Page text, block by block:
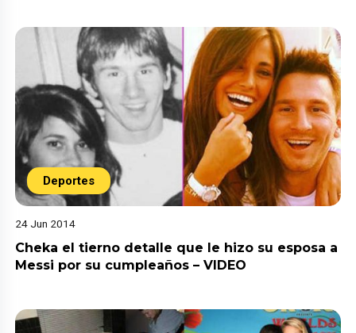
Deportes
24 Jun 2014
Cheka el tierno detalle que le hizo su esposa a
Messi por su cumpleaños – VIDEO